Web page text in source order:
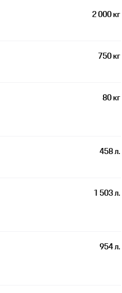
2 000 кг
750 кг
80 кг
458 л.
1 503 л.
954 л.